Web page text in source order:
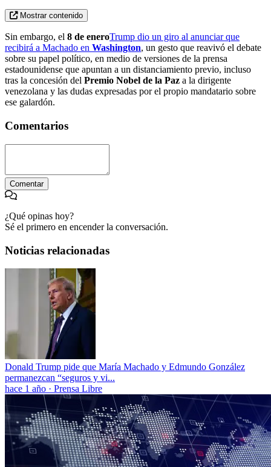
Mostrar contenido
Sin embargo, el 8 de eneroTrump dio un giro al anunciar que
recibirá a Machado en Washington, un gesto que reavivó el debate
sobre su papel político, en medio de versiones de la prensa
estadounidense que apuntan a un distanciamiento previo, incluso
tras la concesión del Premio Nobel de la Paz a la dirigente
venezolana y las dudas expresadas por el propio mandatario sobre
ese galardón.
Comentarios
Comentar
¿Qué opinas hoy?
Sé el primero en encender la conversación.
Noticias relacionadas
Donald Trump pide que María Machado y Edmundo González
permanezcan “seguros y vi...
hace 1 año · Prensa Libre